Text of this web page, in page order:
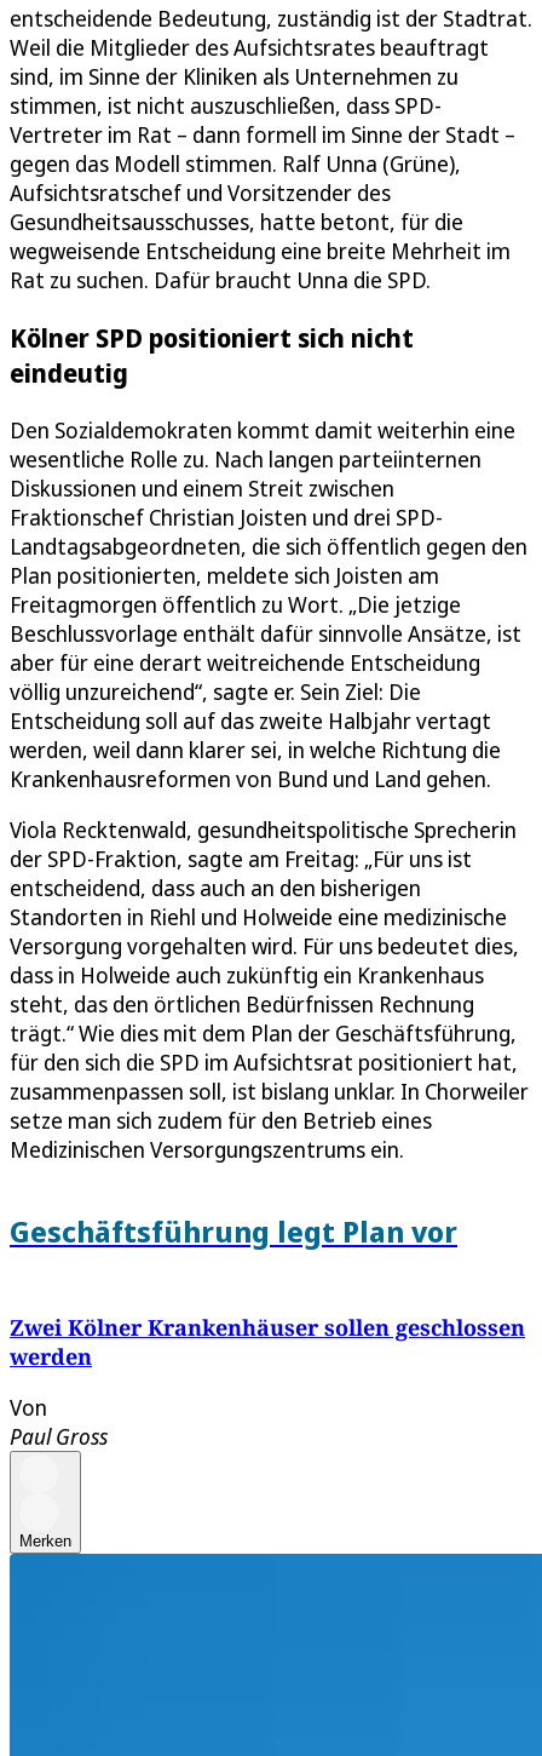
entscheidende Bedeutung, zuständig ist der Stadtrat.
Weil die Mitglieder des Aufsichtsrates beauftragt
sind, im Sinne der Kliniken als Unternehmen zu
stimmen, ist nicht auszuschließen, dass SPD-
Vertreter im Rat – dann formell im Sinne der Stadt –
gegen das Modell stimmen. Ralf Unna (Grüne),
Aufsichtsratschef und Vorsitzender des
Gesundheitsausschusses, hatte betont, für die
wegweisende Entscheidung eine breite Mehrheit im
Rat zu suchen. Dafür braucht Unna die SPD.
Kölner SPD positioniert sich nicht
eindeutig
Den Sozialdemokraten kommt damit weiterhin eine
wesentliche Rolle zu. Nach langen parteiinternen
Diskussionen und einem Streit zwischen
Fraktionschef Christian Joisten und drei SPD-
Landtagsabgeordneten, die sich öffentlich gegen den
Plan positionierten, meldete sich Joisten am
Freitagmorgen öffentlich zu Wort. „Die jetzige
Beschlussvorlage enthält dafür sinnvolle Ansätze, ist
aber für eine derart weitreichende Entscheidung
völlig unzureichend“, sagte er. Sein Ziel: Die
Entscheidung soll auf das zweite Halbjahr vertagt
werden, weil dann klarer sei, in welche Richtung die
Krankenhausreformen von Bund und Land gehen.
Viola Recktenwald, gesundheitspolitische Sprecherin
der SPD-Fraktion, sagte am Freitag: „Für uns ist
entscheidend, dass auch an den bisherigen
Standorten in Riehl und Holweide eine medizinische
Versorgung vorgehalten wird. Für uns bedeutet dies,
dass in Holweide auch zukünftig ein Krankenhaus
steht, das den örtlichen Bedürfnissen Rechnung
trägt.“ Wie dies mit dem Plan der Geschäftsführung,
für den sich die SPD im Aufsichtsrat positioniert hat,
zusammenpassen soll, ist bislang unklar. In Chorweiler
setze man sich zudem für den Betrieb eines
Medizinischen Versorgungszentrums ein.
Geschäftsführung legt Plan vor
Zwei Kölner Krankenhäuser sollen geschlossen
werden
Von
Paul Gross
Merken